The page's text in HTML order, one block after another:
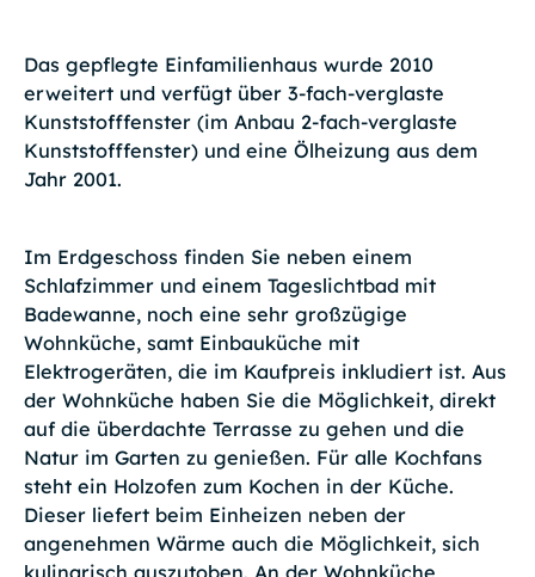
Das gepflegte Einfamilienhaus wurde 2010
erweitert und verfügt über 3-fach-verglaste
Kunststofffenster (im Anbau 2-fach-verglaste
Kunststofffenster) und eine Ölheizung aus dem
Jahr 2001.
Im Erdgeschoss finden Sie neben einem
Schlafzimmer und einem Tageslichtbad mit
Badewanne, noch eine sehr großzügige
Wohnküche, samt Einbauküche mit
Elektrogeräten, die im Kaufpreis inkludiert ist. Aus
der Wohnküche haben Sie die Möglichkeit, direkt
auf die überdachte Terrasse zu gehen und die
Natur im Garten zu genießen. Für alle Kochfans
steht ein Holzofen zum Kochen in der Küche.
Dieser liefert beim Einheizen neben der
angenehmen Wärme auch die Möglichkeit, sich
kulinarisch auszutoben. An der Wohnküche